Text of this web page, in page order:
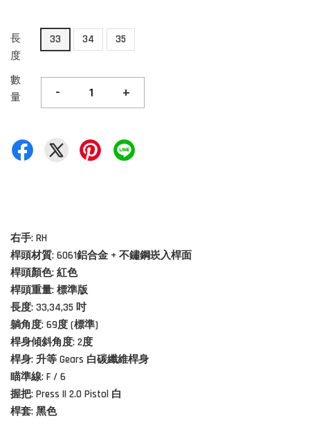
長
度
33 34 35
數
量
- +
右手: RH
桿頭材質: 6061鋁合金 + 不鏽鋼崁入桿面
桿頭顏色: 紅色
桿頭重量: 標準版
長度: 33,34,35 吋
躺角度: 69度 (標準)
桿身傾斜角度: 2度
桿身: 升等 Gears 白碳纖維桿身
瞄準線: F / 6
握把: Press II 2.0 Pistol 白
桿套: 黑色